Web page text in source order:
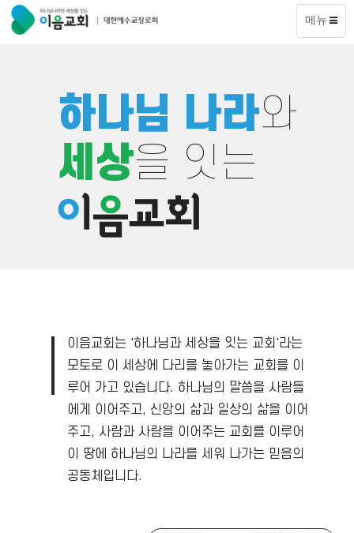
메뉴
하나님 나라와
세상을 잇는
이음교회는 '하나님과 세상을 잇는 교회'라는
모토로 이 세상에 다리를 놓아가는 교회를 이
루어 가고 있습니다. 하나님의 말씀을 사람들
에게 이어주고, 신앙의 삶과 일상의 삶을 이어
주고, 사람과 사람을 이어주는 교회를 이루어
이 땅에 하나님의 나라를 세워 나가는 믿음의
공동체입니다.